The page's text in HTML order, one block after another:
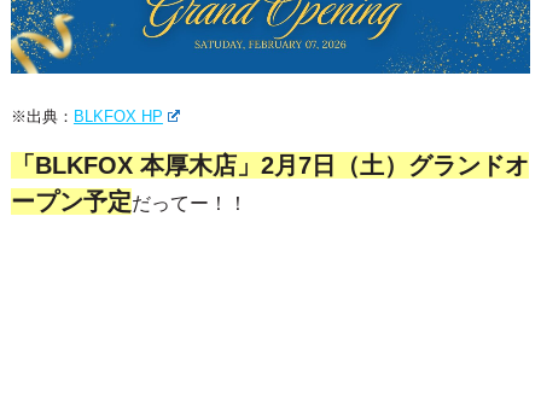
※出典： BLKFOX HP
「BLKFOX 本厚木店」2月7日（土）グランドオ
ープン予定だってー！！